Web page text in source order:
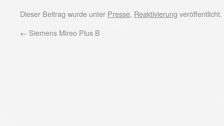
Dieser Beitrag wurde unter Presse, Reaktivierung
← Siemens Mireo Plus B